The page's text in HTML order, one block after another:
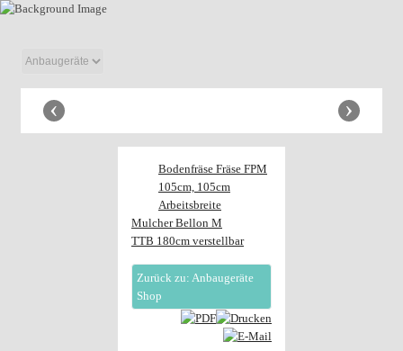
Anhänger
›
‹
Bodenfräse Fräse FPM
105cm, 105cm
Arbeitsbreite
Mulcher Bellon M
TTB 180cm verstellbar
Zurück zu: Anbaugeräte
Shop